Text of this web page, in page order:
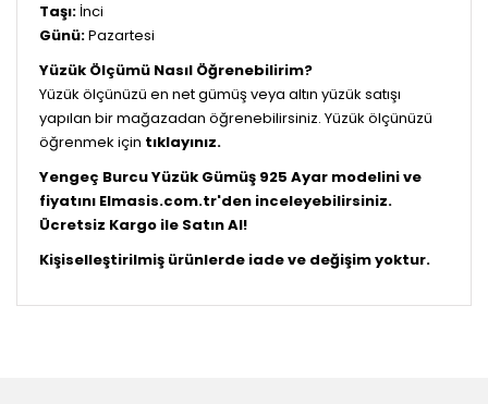
Taşı: İnci
Günü:Pazartesi
Yüzük Ölçümü Nasıl Öğrenebilirim?
Yüzük ölçünüzü en net gümüş veya altın yüzük satışı
yapılan bir mağazadan öğrenebilirsiniz. Yüzük ölçünüzü
öğrenmek için tıklayınız.
Yengeç Burcu Yüzük Gümüş 925 Ayar modelini ve
fiyatını Elmasis.com.tr'den inceleyebilirsiniz.
Ücretsiz Kargo ile Satın Al!
Kişiselleştirilmiş ürünlerde iade ve değişim yoktur.